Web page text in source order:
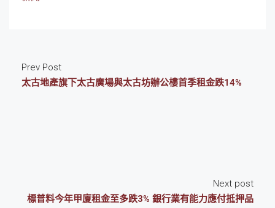
Prev Post
太古地產旗下太古廣場與太古坊辦公樓首季租金跌14%
Next post
標普料今年甲廈租金至多跌3% 銀行業有能力應付抵押品